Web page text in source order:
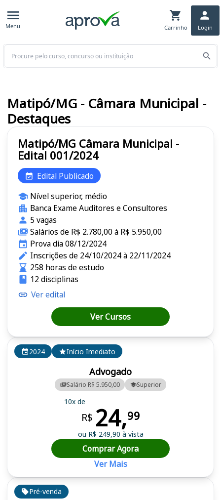
Menu Carrinho Login
Buscar
Pré-venda
2024 Início Imediato
Advogado
Salário R$ 5.950,00 Superior
10x de
R$ 24,99
ou R$ 249,90 à vista
Comprar Agora
Ver Mais
Matipó/MG Câmara Municipal -
Edital 001/2024
Edital Publicado
Nível superior, médio
Banca Exame Auditores e Consultores
5 vagas
Salários de R$ 2.780,00 à R$ 5.950,00
Prova dia 08/12/2024
Inscrições de 24/10/2024 à 22/11/2024
258 horas de estudo
12 disciplinas
Ver edital
Ver Cursos
Matipó/MG - Câmara Municipal -
Destaques